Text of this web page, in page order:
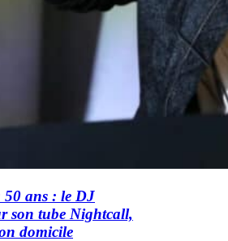
50 ans : le DJ
son tube Nightcall,
domicile